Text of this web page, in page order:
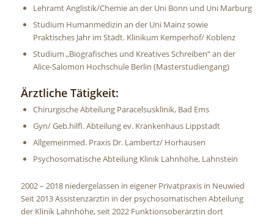
Lehramt Anglistik/Chemie an der Uni Bonn und Uni Marburg
Studium Humanmedizin an der Uni Mainz sowie
Praktisches Jahr im Städt. Klinikum Kemperhof/ Koblenz
Studium „Biografisches und Kreatives Schreiben“ an der
Alice-Salomon Hochschule Berlin (Masterstudiengang)
Ärztliche Tätigkeit:
Chirurgische Abteilung Paracelsusklinik, Bad Ems
Gyn/ Geb.hilfl. Abteilung ev. Krankenhaus Lippstadt
Allgemeinmed. Praxis Dr. Lambertz/ Horhausen
Psychosomatische Abteilung Klinik Lahnhöhe, Lahnstein
2002 – 2018 niedergelassen in eigener Privatpraxis in Neuwied
Seit 2013 Assistenzärztin in der psychosomatischen Abteilung
der Klinik Lahnhöhe, seit 2022 Funktionsoberärztin dort